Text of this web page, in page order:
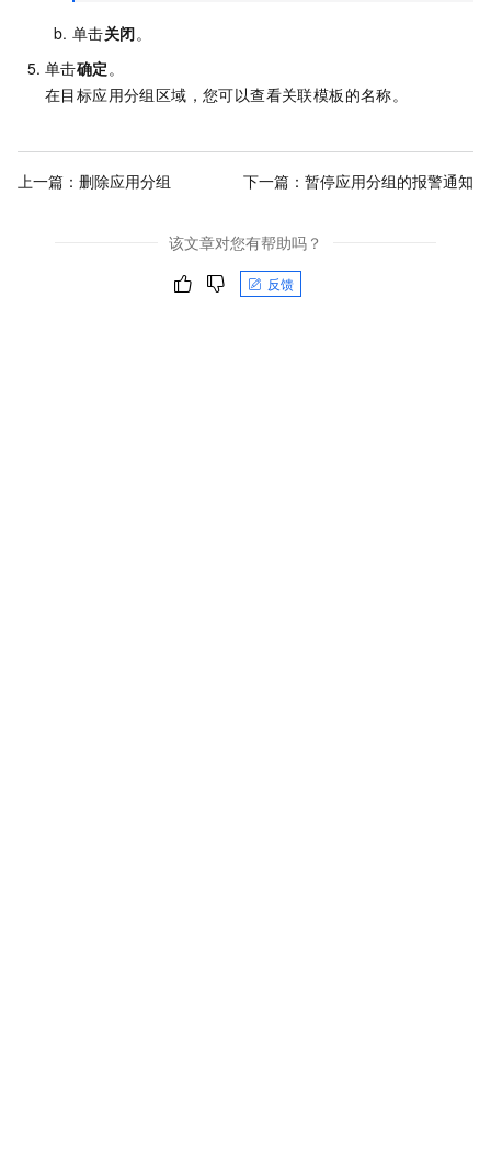
单击关闭。
单击确定。
在目标应用分组区域，您可以查看关联模板的名称。
上一篇： 删除应用分组 下一篇： 暂停应用分组的报警通知
该文章对您有帮助吗？
反馈